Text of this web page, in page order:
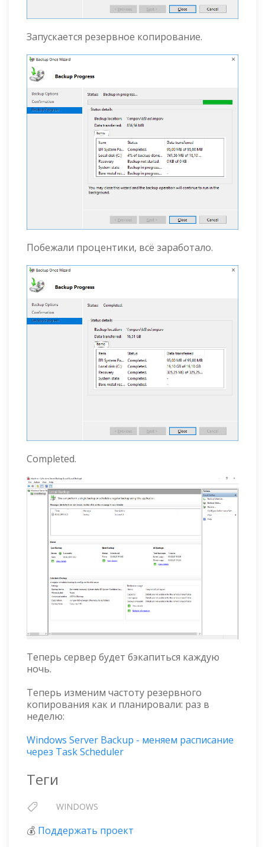
Запускается резервное копирование.
Побежали процентики, всё заработало.
Completed.
Теперь сервер будет бэкапиться каждую
ночь.
Теперь изменим частоту резервного
копирования как и планировали: раз в
неделю:
Windows Server Backup - меняем расписание
через Task Scheduler
Теги
WINDOWS
💰 Поддержать проект